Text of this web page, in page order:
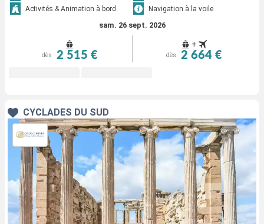
Activités & Animation à bord
Navigation à la voile
sam. 26 sept. 2026
dès 2 515 €
+
dès 2 664 €
CYCLADES DU SUD